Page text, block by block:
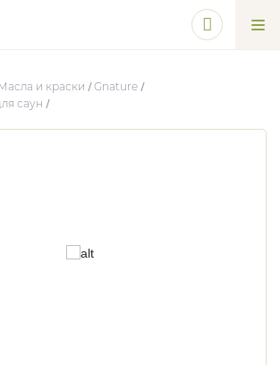
и краски
Gnature
саун